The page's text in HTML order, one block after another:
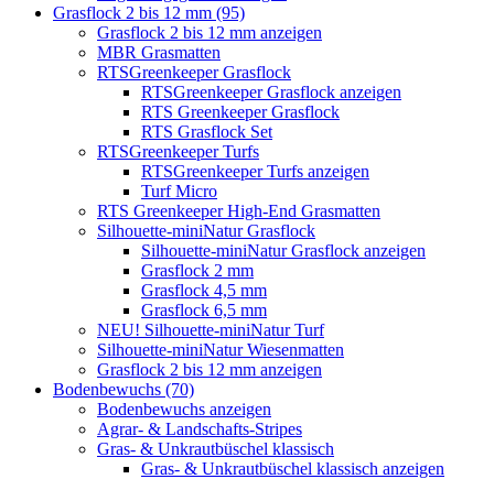
Grasflock 2 bis 12 mm (95)
Grasflock 2 bis 12 mm anzeigen
MBR Grasmatten
RTSGreenkeeper Grasflock
RTSGreenkeeper Grasflock anzeigen
RTS Greenkeeper Grasflock
RTS Grasflock Set
RTSGreenkeeper Turfs
RTSGreenkeeper Turfs anzeigen
Turf Micro
RTS Greenkeeper High-End Grasmatten
Silhouette-miniNatur Grasflock
Silhouette-miniNatur Grasflock anzeigen
Grasflock 2 mm
Grasflock 4,5 mm
Grasflock 6,5 mm
NEU! Silhouette-miniNatur Turf
Silhouette-miniNatur Wiesenmatten
Grasflock 2 bis 12 mm anzeigen
Bodenbewuchs (70)
Bodenbewuchs anzeigen
Agrar- & Landschafts-Stripes
Gras- & Unkrautbüschel klassisch
Gras- & Unkrautbüschel klassisch anzeigen